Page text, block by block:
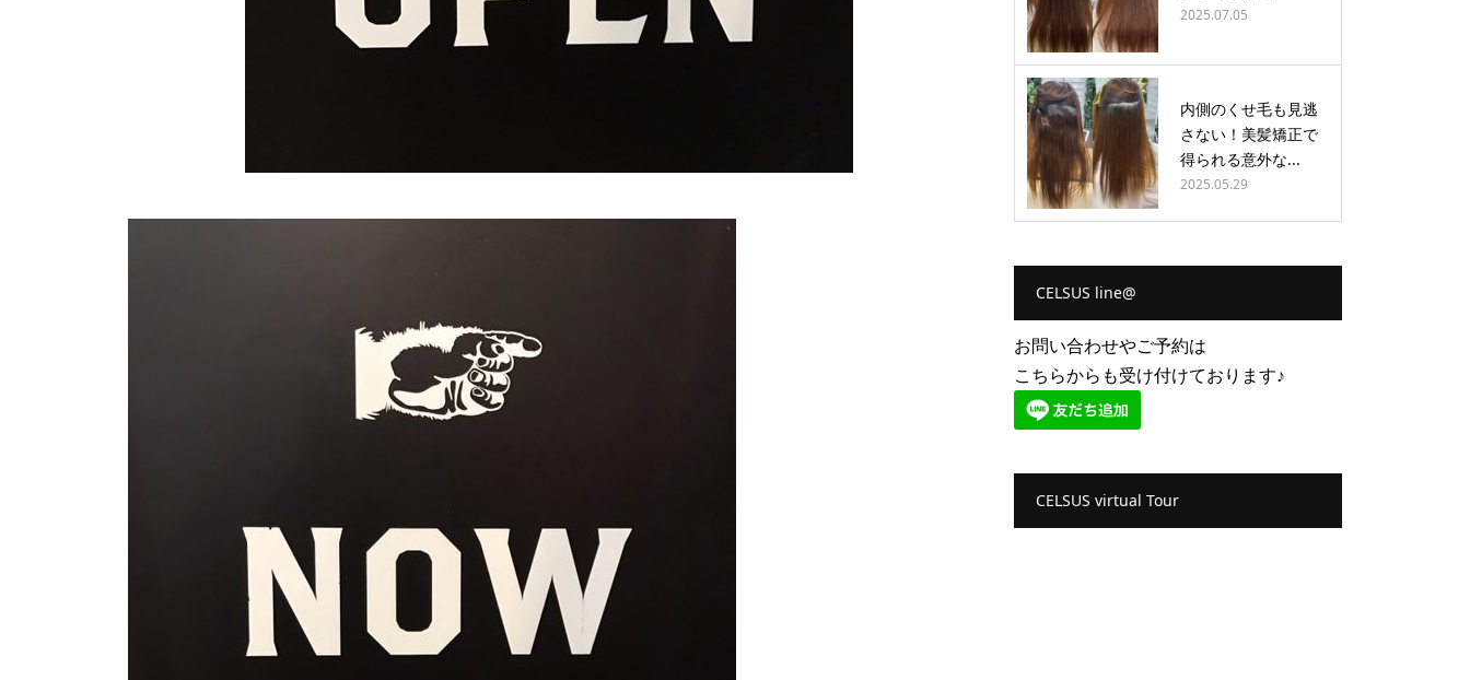
2025.07.05
内側のくせ毛も見逃
さない！美髪矯正で
得られる意外な...
2025.05.29
CELSUS line@
お問い合わせやご予約は
こちらからも受け付けております♪
CELSUS virtual Tour